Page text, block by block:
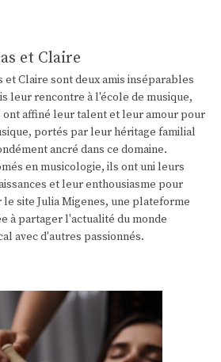
et Claire
et Claire sont deux amis inséparables
leur rencontre à l'école de musique,
ont affiné leur talent et leur amour pour
portés par leur héritage familial
ancré dans ce domaine.
en musicologie, ils ont uni leurs
et leur enthousiasme pour
le site Julia Migenes, une plateforme
à partager l'actualité du monde
avec d'autres passionnés.